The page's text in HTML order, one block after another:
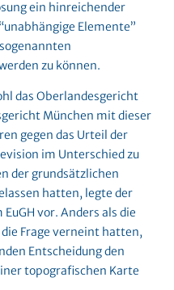
ein hinreichender
Elemente”
zu können.
das Oberlandesgericht
München mit dieser
gegen das Urteil der
im Unterschied zu
der grundsätzlichen
hatten, legte der
vor. Anders als die
Frage verneint hatten,
Entscheidung den
topografischen Karte